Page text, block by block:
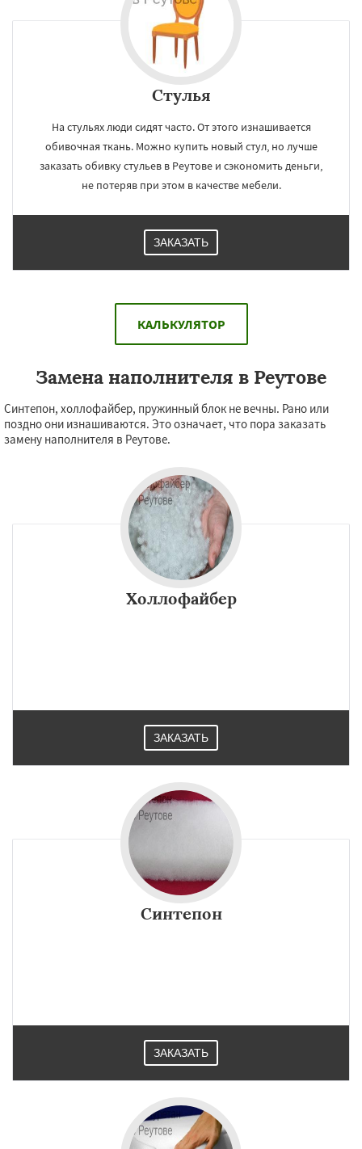
Стулья
На стульях люди сидят часто. От этого изнашивается
обивочная ткань. Можно купить новый стул, но лучше
заказать обивку стульев в Реутове и сэкономить деньги,
не потеряв при этом в качестве мебели.
ЗАКАЗАТЬ
КАЛЬКУЛЯТОР
Замена наполнителя в Реутове
Синтепон, холлофайбер, пружинный блок не вечны. Рано или
поздно они изнашиваются. Это означает, что пора заказать
замену наполнителя в Реутове.
Холлофайбер
ЗАКАЗАТЬ
Синтепон
ЗАКАЗАТЬ